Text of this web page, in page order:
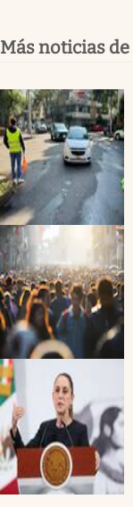
Más noticias de